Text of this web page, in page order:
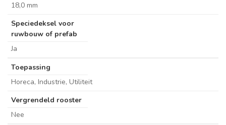
18,0 mm
Speciedeksel voor
ruwbouw of prefab
Ja
Toepassing
Horeca, Industrie, Utiliteit
Vergrendeld rooster
Nee